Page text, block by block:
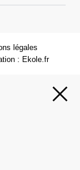
légales
: Ekole.fr